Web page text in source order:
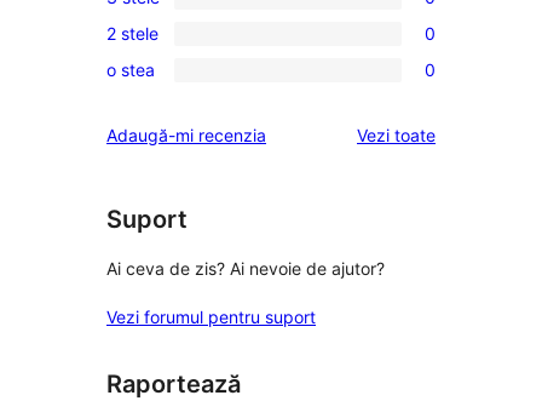
recenzie
(stele)
4
–
recenzii
0
3
–
(stele)
0
2
recenzii
2 stele 0
0
–
(stele)
o stea 0
Adaugă-mi recenzia Vezi toaterecenziile
Suport
Ai ceva de zis? Ai nevoie de ajutor?
Vezi forumul pentru suport
Raportează